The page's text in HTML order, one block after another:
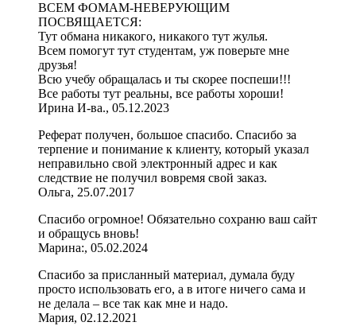
ВСЕМ ФОМАМ-НЕВЕРУЮЩИМ
ПОСВЯЩАЕТСЯ:
Тут обмана никакого, никакого тут жулья.
Всем помогут тут студентам, уж поверьте мне
друзья!
Всю учебу обращалась и ты скорее поспеши!!!
Все работы тут реальны, все работы хороши!
Ирина И-ва., 05.12.2023
Реферат получен, большое спасибо. Спасибо за
терпение и понимание к клиенту, который указал
неправильно свой электронный адрес и как
следствие не получил вовремя свой заказ.
Ольга, 25.07.2017
Спасибо огромное! Обязательно сохраню ваш сайт
и обращусь вновь!
Марина:, 05.02.2024
Спасибо за присланный материал, думала буду
просто использовать его, а в итоге ничего сама и
не делала – все так как мне и надо.
Мария, 02.12.2021